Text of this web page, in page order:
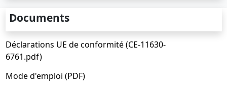
Documents
Déclarations UE de conformité (CE-11630-
6761.pdf)
Mode d'emploi (PDF)